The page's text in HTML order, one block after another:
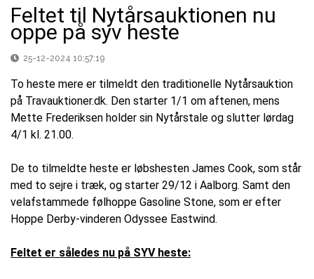
Feltet til Nytårsauktionen nu
oppe på syv heste
25-12-2024 10:57:19
To heste mere er tilmeldt den traditionelle Nytårsauktion
på Travauktioner.dk. Den starter 1/1 om aftenen, mens
Mette Frederiksen holder sin Nytårstale og slutter lørdag
4/1 kl. 21.00.
De to tilmeldte heste er løbshesten James Cook, som står
med to sejre i træk, og starter 29/12 i Aalborg. Samt den
velafstammede følhoppe Gasoline Stone, som er efter
Hoppe Derby-vinderen Odyssee Eastwind.
Feltet er således nu på SYV heste: